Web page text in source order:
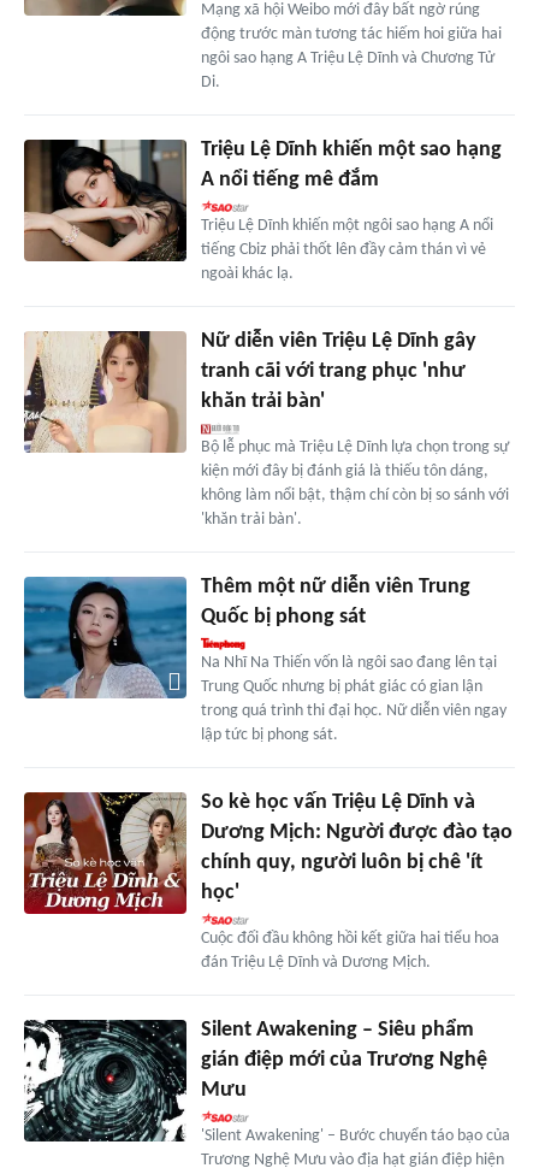
Mạng xã hội Weibo mới đây bất ngờ rúng
động trước màn tương tác hiếm hoi giữa hai
ngôi sao hạng A Triệu Lệ Dĩnh và Chương Tử
Di.
Triệu Lệ Dĩnh khiến một sao hạng
A nổi tiếng mê đắm
Triệu Lệ Dĩnh khiến một ngôi sao hạng A nổi
tiếng Cbiz phải thốt lên đầy cảm thán vì vẻ
ngoài khác lạ.
Nữ diễn viên Triệu Lệ Dĩnh gây
tranh cãi với trang phục 'như
khăn trải bàn'
Bộ lễ phục mà Triệu Lệ Dĩnh lựa chọn trong sự
kiện mới đây bị đánh giá là thiếu tôn dáng,
không làm nổi bật, thậm chí còn bị so sánh với
'khăn trải bàn'.
Thêm một nữ diễn viên Trung
Quốc bị phong sát
Na Nhĩ Na Thiến vốn là ngôi sao đang lên tại
Trung Quốc nhưng bị phát giác có gian lận
trong quá trình thi đại học. Nữ diễn viên ngay
lập tức bị phong sát.
So kè học vấn Triệu Lệ Dĩnh và
Dương Mịch: Người được đào tạo
chính quy, người luôn bị chê 'ít
học'
Cuộc đối đầu không hồi kết giữa hai tiểu hoa
đán Triệu Lệ Dĩnh và Dương Mịch.
Silent Awakening – Siêu phẩm
gián điệp mới của Trương Nghệ
Mưu
'Silent Awakening' – Bước chuyển táo bạo của
Trương Nghệ Mưu vào địa hạt gián điệp hiện